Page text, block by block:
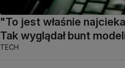
"To jest właśnie
Tak wyglądał bunt
TECH